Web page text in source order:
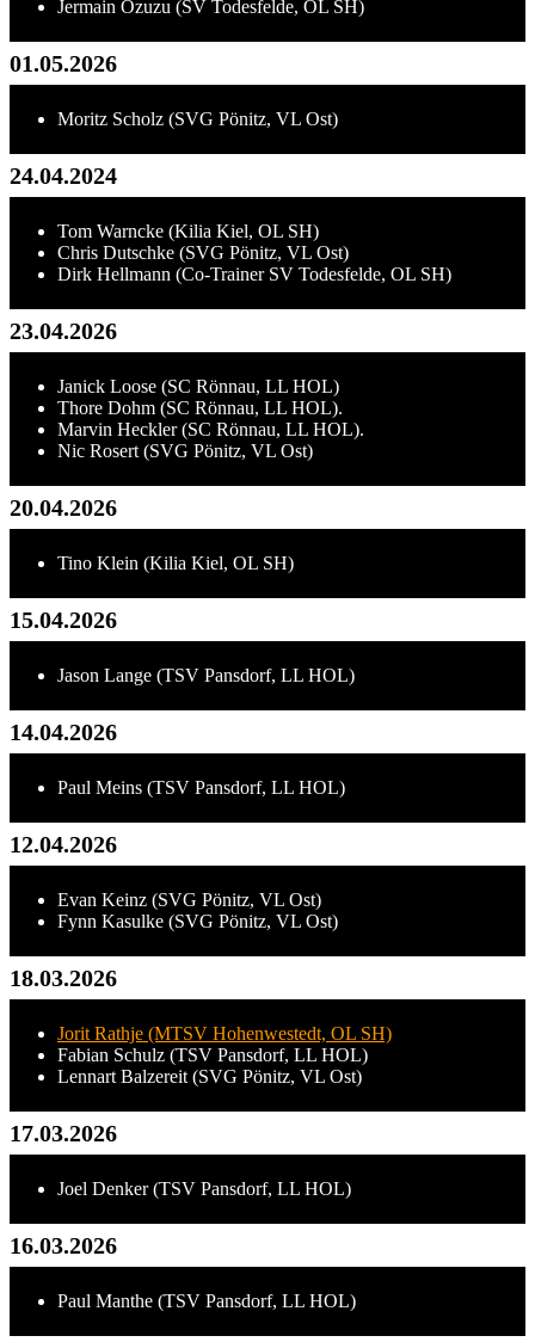
Jermain Ozuzu (SV Todesfelde, OL SH)
01.05.2026
Moritz Scholz (SVG Pönitz, VL Ost)
24.04.2024
Tom Warncke (Kilia Kiel, OL SH)
Chris Dutschke (SVG Pönitz, VL Ost)
Dirk Hellmann (Co-Trainer SV Todesfelde, OL SH)
23.04.2026
Janick Loose (SC Rönnau, LL HOL)
Thore Dohm (SC Rönnau, LL HOL).
Marvin Heckler (SC Rönnau, LL HOL).
Nic Rosert (SVG Pönitz, VL Ost)
20.04.2026
Tino Klein (Kilia Kiel, OL SH)
15.04.2026
Jason Lange (TSV Pansdorf, LL HOL)
14.04.2026
Paul Meins (TSV Pansdorf, LL HOL)
12.04.2026
Evan Keinz (SVG Pönitz, VL Ost)
Fynn Kasulke (SVG Pönitz, VL Ost)
18.03.2026
Jorit Rathje (MTSV Hohenwestedt, OL SH)
Fabian Schulz (TSV Pansdorf, LL HOL)
Lennart Balzereit (SVG Pönitz, VL Ost)
17.03.2026
Joel Denker (TSV Pansdorf, LL HOL)
16.03.2026
Paul Manthe (TSV Pansdorf, LL HOL)